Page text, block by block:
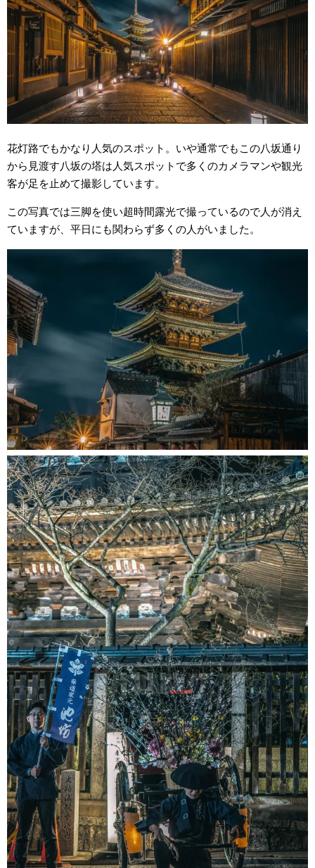
花灯路でもかなり人気のスポット。いや通常でもこの八坂通り
から見渡す八坂の塔は人気スポットで多くのカメラマンや観光
客が足を止めて撮影しています。
この写真では三脚を使い超時間露光で撮っているので人が消え
ていますが、平日にも関わらず多くの人がいました。